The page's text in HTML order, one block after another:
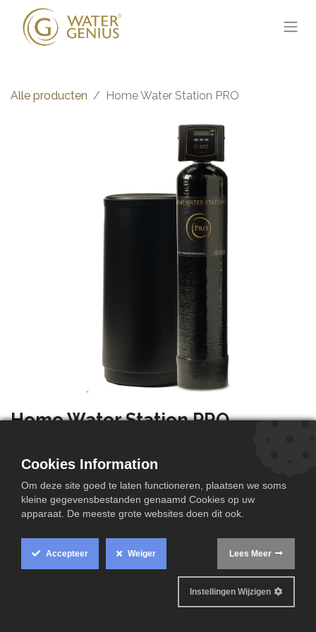
Alle producten Home Water Station PRO
Home Water Station PRO
Maximaal debiet (in liter/min) 67
Genius Salt® zoutvoorraad (in kg) 200
waterdruk 2.8 5.0 bar
Levering : installatieklaar met filter incl. volledig
montagepakket conform de eisen van de Home Water
Cookies Information
Om deze site goed te laten functioneren, plaatsen we soms
kleine gegevensbestanden genaamd Cookies op uw
apparaat. De meeste grote websites doen dit ook.
Accepteer Weiger Lees Meer
Instellingen Wijzigen